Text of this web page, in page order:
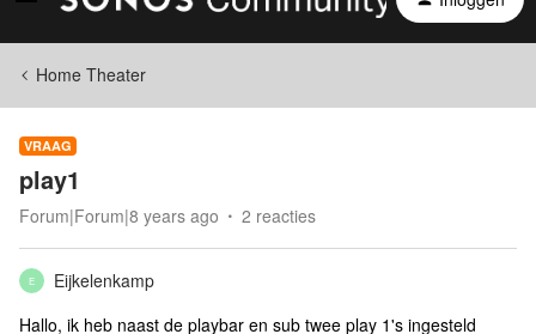
Home Theater
VRAAG
play1
Forum|Forum|8 years ago 2 reacties
E
Eijkelenkamp
Hallo, ik heb naast de playbar en sub twee play 1's ingesteld